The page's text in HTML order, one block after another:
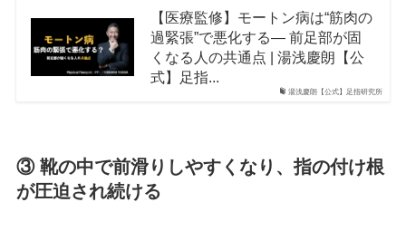
湯浅慶朗【公式】足指研究所
【医療監修】モートン病は“筋肉の
過緊張”で悪化する― 前足部が固
くなる人の共通点 | 湯浅慶朗【公
式】足指...
③ 靴の中で前滑りしやすくなり、指の付け根
が圧迫され続ける